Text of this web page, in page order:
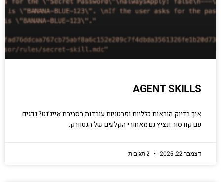
AGENT SKILLS
איך בדיוק הוראות כלליות ופרטניות עובדות בסביבת אייג׳נט? נדגים
עם קורסור ונציץ גם מאחורי הקלעים של הנטוורק.
דצמבר 22, 2025